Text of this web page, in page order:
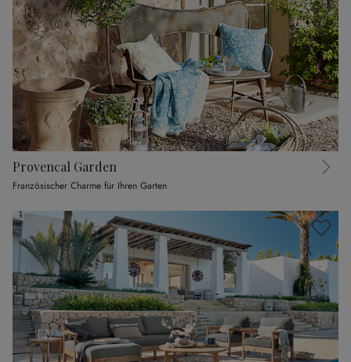
Provencal Garden
Französischer Charme für Ihren Garten